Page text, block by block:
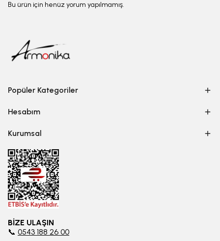
Bu ürün için henüz yorum yapılmamış.
Popüler Kategoriler
Hesabım
Kurumsal
BİZE ULAŞIN
📞 0543 188 26 00